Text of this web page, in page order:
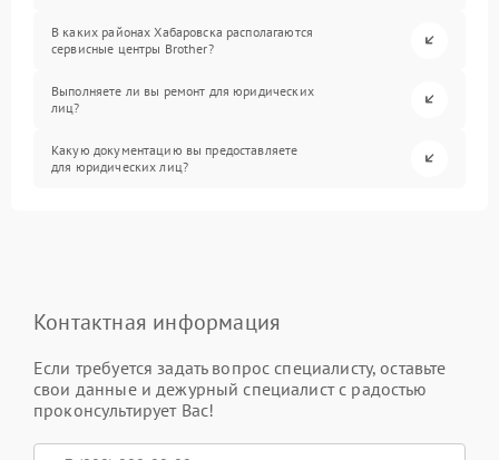
В каких районах Хабаровска располагаются
сервисные центры Brother?
Выполняете ли вы ремонт для юридических
лиц?
Какую документацию вы предоставляете
для юридических лиц?
Контактная информация
Если требуется задать вопрос специалисту, оставьте
свои данные и дежурный специалист с радостью
проконсультирует Вас!